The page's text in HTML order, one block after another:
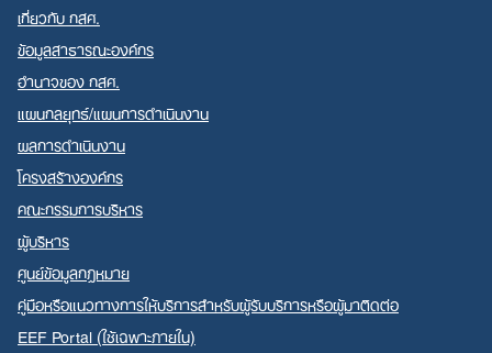
เกี่ยวกับ กสศ.
ข้อมูลสาธารณะองค์กร
อำนาจของ กสศ.
แผนกลยุทธ์/แผนการดำเนินงาน
ผลการดำเนินงาน
โครงสร้างองค์กร
คณะกรรมการบริหาร
ผู้บริหาร
ศูนย์ข้อมูลกฎหมาย
คู่มือหรือแนวทางการให้บริการสำหรับผู้รับบริการหรือผู้มาติดต่อ
EEF Portal (ใช้เฉพาะภายใน)